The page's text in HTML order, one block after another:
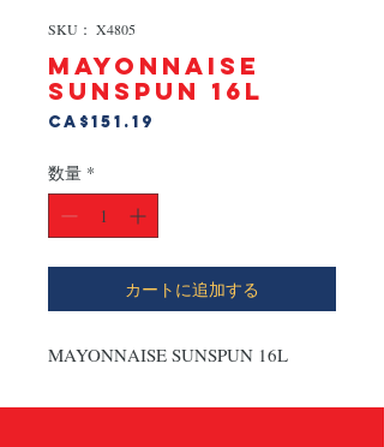
SKU： X4805
MAYONNAISE
SUNSPUN 16L
CA$151.19
数量 *
カートに追加する
MAYONNAISE SUNSPUN 16L